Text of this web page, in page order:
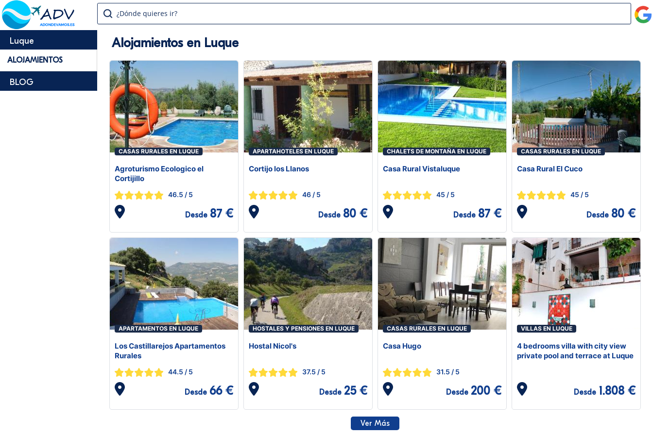
¿Dónde quieres ir?
Luque
ALOJAMIENTOS
BLOG
Alojamientos en Luque
CASAS RURALES EN LUQUE
Agroturismo Ecologico el
Cortijillo
46.5 / 5
Desde 87 €
APARTAHOTELES EN LUQUE
Cortijo los Llanos
46 / 5
Desde 80 €
CHALETS DE MONTAÑA EN LUQUE
Casa Rural Vistaluque
45 / 5
Desde 87 €
CASAS RURALES EN LUQUE
Casa Rural El Cuco
45 / 5
Desde 80 €
APARTAMENTOS EN LUQUE
Los Castillarejos Apartamentos
Rurales
44.5 / 5
Desde 66 €
HOSTALES Y PENSIONES EN LUQUE
Hostal Nicol's
37.5 / 5
Desde 25 €
CASAS RURALES EN LUQUE
Casa Hugo
31.5 / 5
Desde 200 €
VILLAS EN LUQUE
4 bedrooms villa with city view
private pool and terrace at Luque
Desde 1.808 €
Ver Más